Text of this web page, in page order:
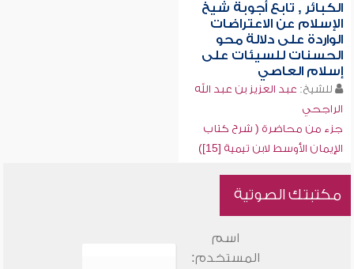
الكبائر , تابع أجوبة شيخ
الإسلام عن الاعتراضات
الواردة على دلالة محو
الحسنات للسيئات على
إسلام العاصي
للشيخ: عبد العزيز بن عبد الله
الراجحي
جزء من محاضرة ( شرح كتاب
الإيمان الأوسط لابن تيمية [15])
مكتبتك الصوتية
اسم
المستخدم: